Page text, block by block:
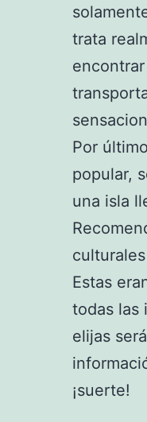
trata
Por
popular,
una isla
Estas
todas las
elijas
¡suerte!